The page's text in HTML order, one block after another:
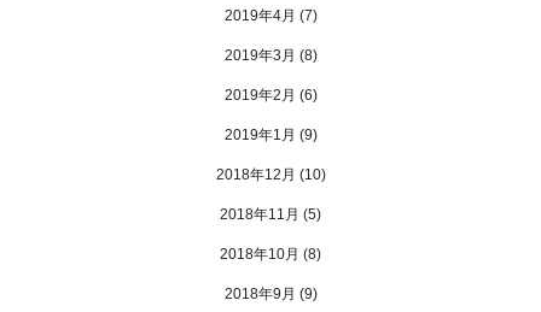
2019年4月 (7)
2019年3月 (8)
2019年2月 (6)
2019年1月 (9)
2018年12月 (10)
2018年11月 (5)
2018年10月 (8)
2018年9月 (9)